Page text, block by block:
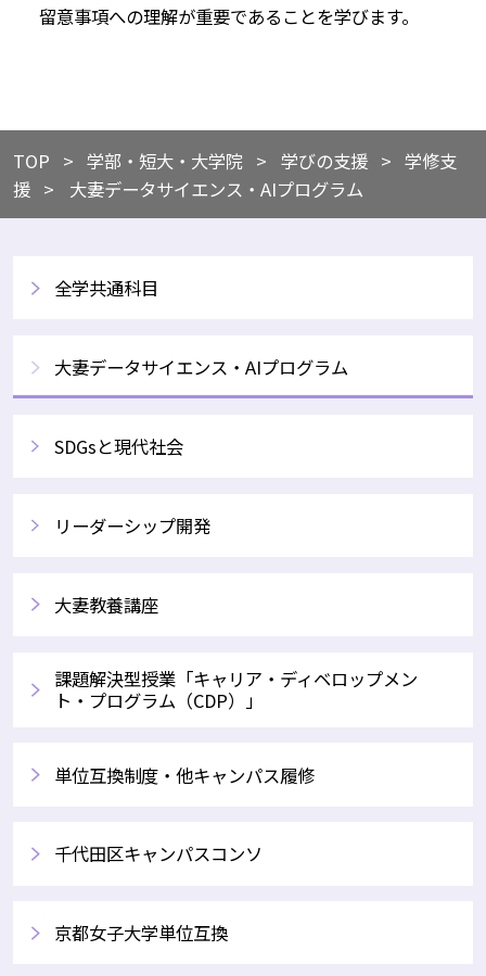
留意事項への理解が重要であることを学びます。
TOP ​学部・短大・大学院 ​学びの支援
​学修支
援
大妻データサイエンス・AIプログラム
全学共通科目
大妻データサイエンス・AIプログラム
SDGsと現代社会
リーダーシップ開発
大妻教養講座
課題解決型授業「キャリア・ディベロップメン
ト・プログラム（CDP）」
単位互換制度・他キャンパス履修
千代田区キャンパスコンソ
京都女子大学単位互換